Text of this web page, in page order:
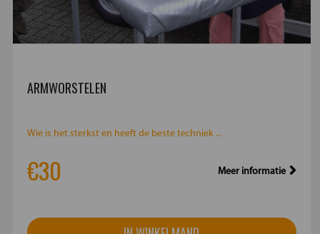
ARMWORSTELEN
Wie is het sterkst en heeft de beste techniek ...
€30 Meer informatie